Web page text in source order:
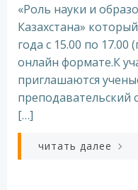
«Роль науки и
Казахстана»
года с 15.00 по
онлайн формате.К
приглашаются
преподавательский
[…]
читать далее